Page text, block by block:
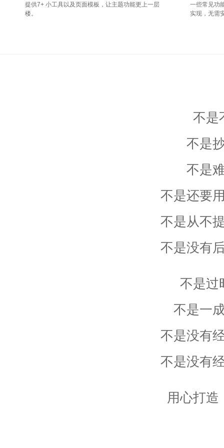
提供7+ 小工具以及页面模板，让主题功能更上一层
楼。
一些常见功
实现，无需
不是
不是
不是
不是还要
不是从不
不是没有
不是过
不是一
不是没有
不是没有
用心打造